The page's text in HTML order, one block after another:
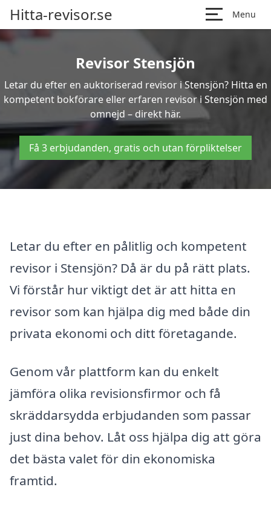
Hitta-revisor.se Menu
Revisor Stensjön
Letar du efter en auktoriserad revisor i Stensjön? Hitta en
kompetent bokförare eller erfaren revisor i Stensjön med
omnejd – direkt här.
Få 3 erbjudanden, gratis och utan förpliktelser
Letar du efter en pålitlig och kompetent
revisor i Stensjön? Då är du på rätt plats.
Vi förstår hur viktigt det är att hitta en
revisor som kan hjälpa dig med både din
privata ekonomi och ditt företagande.
Genom vår plattform kan du enkelt
jämföra olika revisionsfirmor och få
skräddarsydda erbjudanden som passar
just dina behov. Låt oss hjälpa dig att göra
det bästa valet för din ekonomiska
framtid.